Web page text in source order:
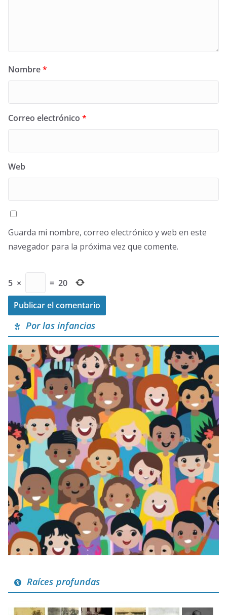
Nombre*
Correo electrónico *
Web
Guarda mi nombre, correo electrónico y web en este
navegador para la próxima vez que comente.
5 × = 20
Por las infancias
Raíces profundas